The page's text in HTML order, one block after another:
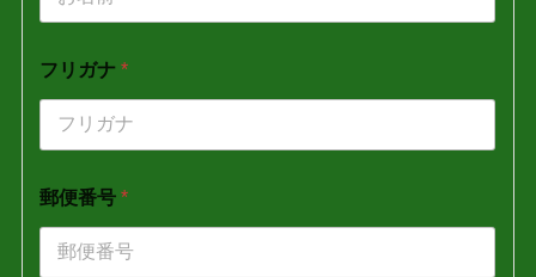
フリガナ*
郵便番号*